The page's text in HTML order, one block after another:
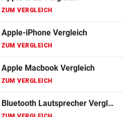
Fernseher Vergleich
Fritz Repeater Vergleich
Gaming Laptop Vergleich
Grafikkarten Vergleich